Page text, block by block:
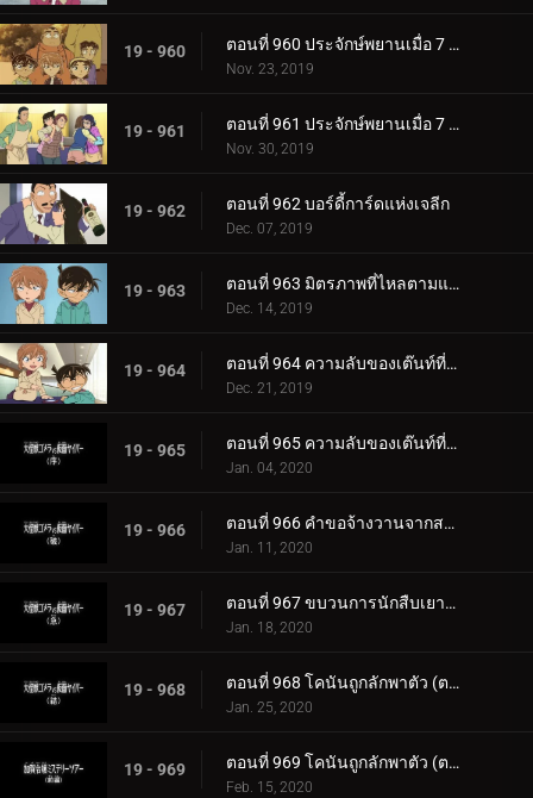
19 - 960 ตอนที่ 960 ประจักษ์พยานเมื่อ 7 ปีก่อน (ตอนแรก)
Nov. 23, 2019
19 - 961 ตอนที่ 961 ประจักษ์พยานเมื่อ 7 ปีก่อน (ตอนจบ)
Nov. 30, 2019
19 - 962 ตอนที่ 962 บอร์ดี้การ์ดแห่งเจลีก
Dec. 07, 2019
19 - 963 ตอนที่ 963 มิตรภาพที่ไหลตามแม่น้ำ
Dec. 14, 2019
19 - 964 ตอนที่ 964 ความลับของเต๊นท์ที่ถูกเผาไหม้ (ตอนแรก)
Dec. 21, 2019
19 - 965 ตอนที่ 965 ความลับของเต๊นท์ที่ถูกเผาไหม้ (ตอนจบ)
Jan. 04, 2020
19 - 966 ตอนที่ 966 คำขอจ้างวานจากสารวัตรเมงุเระ
Jan. 11, 2020
19 - 967 ตอนที่ 967 ขบวนการนักสืบเยาวชนเป็นแบบวาดรูป
Jan. 18, 2020
19 - 968 ตอนที่ 968 โคนันถูกลักพาตัว (ตอนแรก)
Jan. 25, 2020
19 - 969 ตอนที่ 969 โคนันถูกลักพาตัว (ตอนจบ)
Feb. 15, 2020